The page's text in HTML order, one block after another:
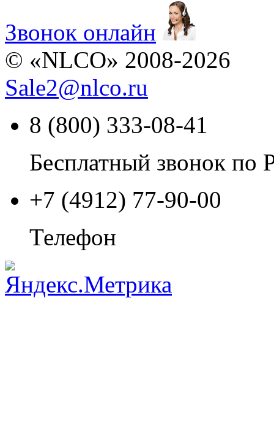
Звонок онлайн
© «NLCO» 2008-2026
Sale2@nlco.ru
8 (800) 333-08-41
Бесплатный звонок по
+7 (4912) 77-90-00
Телефон